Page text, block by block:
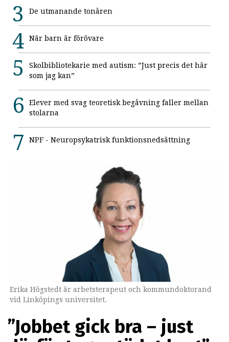
De utmanande tonåren
När barn är förövare
Skolbibliotekarie med autism: ”Just precis det här
som jag kan”
Elever med svag teoretisk begåvning faller mellan
stolarna
NPF - Neuropsykatrisk funktionsnedsättning
Erika Högstedt är arbetsterapeut och kommundoktorand
vid Linköpings universitet.
”Jobbet gick bra – just